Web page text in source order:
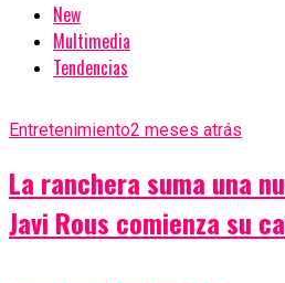
New
Multimedia
Tendencias
Entretenimiento2 meses atrás
La ranchera suma una
Javi Rous comienza su